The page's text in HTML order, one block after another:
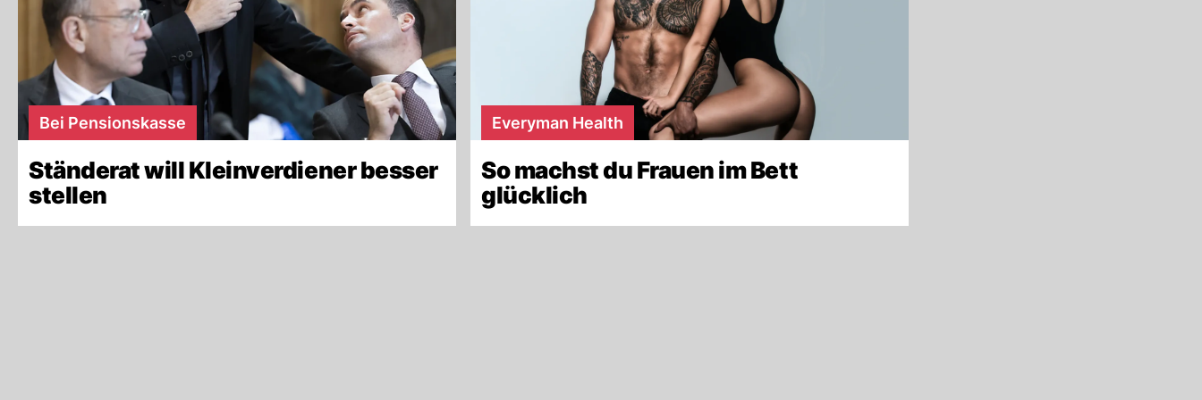
Bei Pensionskasse
Ständerat will Kleinverdiener besser
stellen
Everyman Health
So machst du Frauen im Bett
glücklich